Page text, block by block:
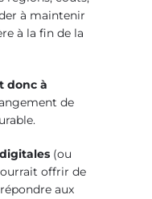
à maintenir
à la fin de la
donc à
de
(ou
offrir de
aux